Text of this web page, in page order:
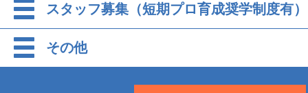
スタッフ募集（短期プロ育成奨学制度有）
その他